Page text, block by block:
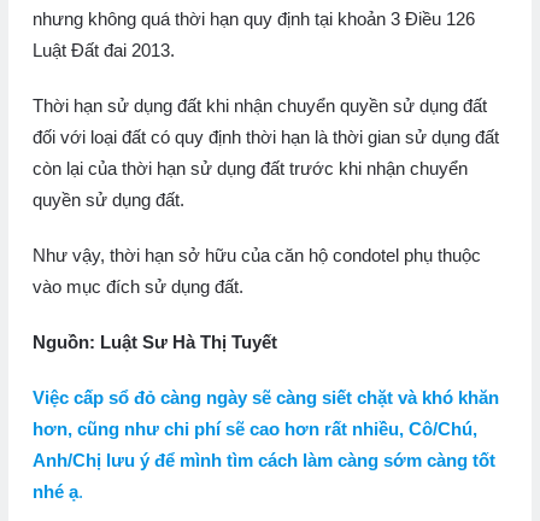
nhưng không quá thời hạn quy định tại khoản 3 Điều 126
Luật Đất đai 2013.
Thời hạn sử dụng đất khi nhận chuyển quyền sử dụng đất
đối với loại đất có quy định thời hạn là thời gian sử dụng đất
còn lại của thời hạn sử dụng đất trước khi nhận chuyển
quyền sử dụng đất.
Như vậy, thời hạn sở hữu của căn hộ condotel phụ thuộc
vào mục đích sử dụng đất.
Nguồn: Luật Sư Hà Thị Tuyết
Việc cấp sổ đỏ càng ngày sẽ càng siết chặt và khó khăn
hơn, cũng như chi phí sẽ cao hơn rất nhiều, Cô/Chú,
Anh/Chị lưu ý để mình tìm cách làm càng sớm càng tốt
nhé ạ.